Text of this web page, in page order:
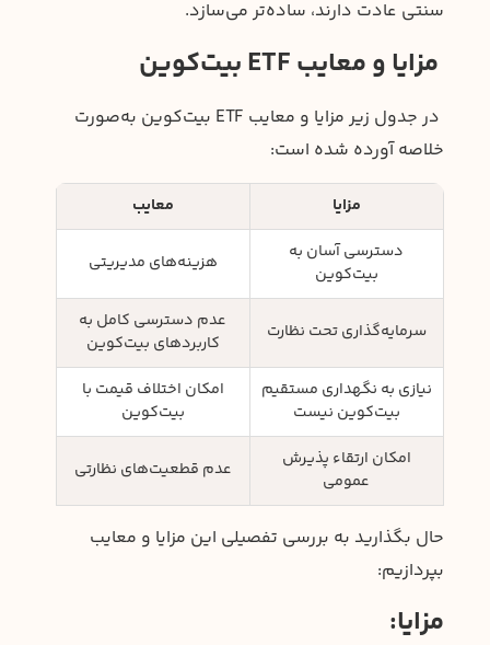
سنتی عادت دارند، ساده‌تر می‌سازد.
مزایا و معایب ETF بیت‌کوین
در جدول زیر مزایا و معایب ETF بیت‌کوین به‌صورت
خلاصه آورده شده است:
مزایا
معایب
دسترسی آسان به
بیت‌کوین
هزینه‌های مدیریتی
سرمایه‌گذاری تحت نظارت
عدم دسترسی کامل به
کاربردهای بیت‌کوین
نیازی به نگهداری مستقیم
بیت‌کوین نیست
امکان اختلاف قیمت با
بیت‌کوین
امکان ارتقاء پذیرش
عمومی
عدم قطعیت‌های نظارتی
حال بگذارید به بررسی تفصیلی این مزایا و معایب
بپردازیم:
مزایا: